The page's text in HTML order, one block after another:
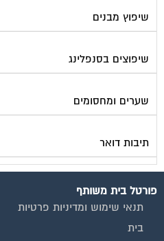
שיפוץ מבנים
שיפוצים בסנפלינג
שערים ומחסומים
תיבות דואר
פורטל בית משותף
תנאי שימוש ומדיניות פרטיות
בית